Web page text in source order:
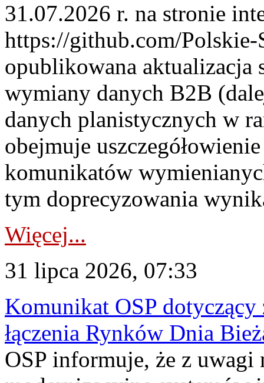
31.07.2026 r. na stronie
https://github.com/Polskie-
opublikowana aktualizacja
wymiany danych B2B
danych planistycznych w
obejmuje
komunikatów
tym doprecyzowania
Więcej...
31 lipca 2026, 07:33
Komunikat OSP dotyczący
łączenia Rynków Dnia
OSP informuje, że z uwagi